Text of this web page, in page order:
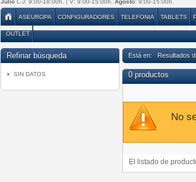
JulioL-J: 9:00-18:00h. | V: 9:00-15:00h. Agosto:9:00-15:00h.
ASEUROPA CONFIGURADORES TELEFONIA TABLETS
OUTLET
Refinar búsqueda
SIN DATOS
Está en: Resultados
0 productos
No
El listado de